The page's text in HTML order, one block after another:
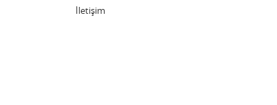
İletişim